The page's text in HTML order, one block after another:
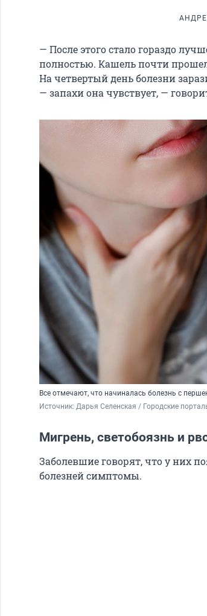
— После этого стало гораздо
полностью. Кашель почти
На четвертый день болезни
— запахи она чувствует, —
Все отмечают, что начиналась болезнь с
Источник: Дарья Селенская / Городские
Мигрень, светобоязнь и
Заболевшие говорят, что у них
болезней симптомы.